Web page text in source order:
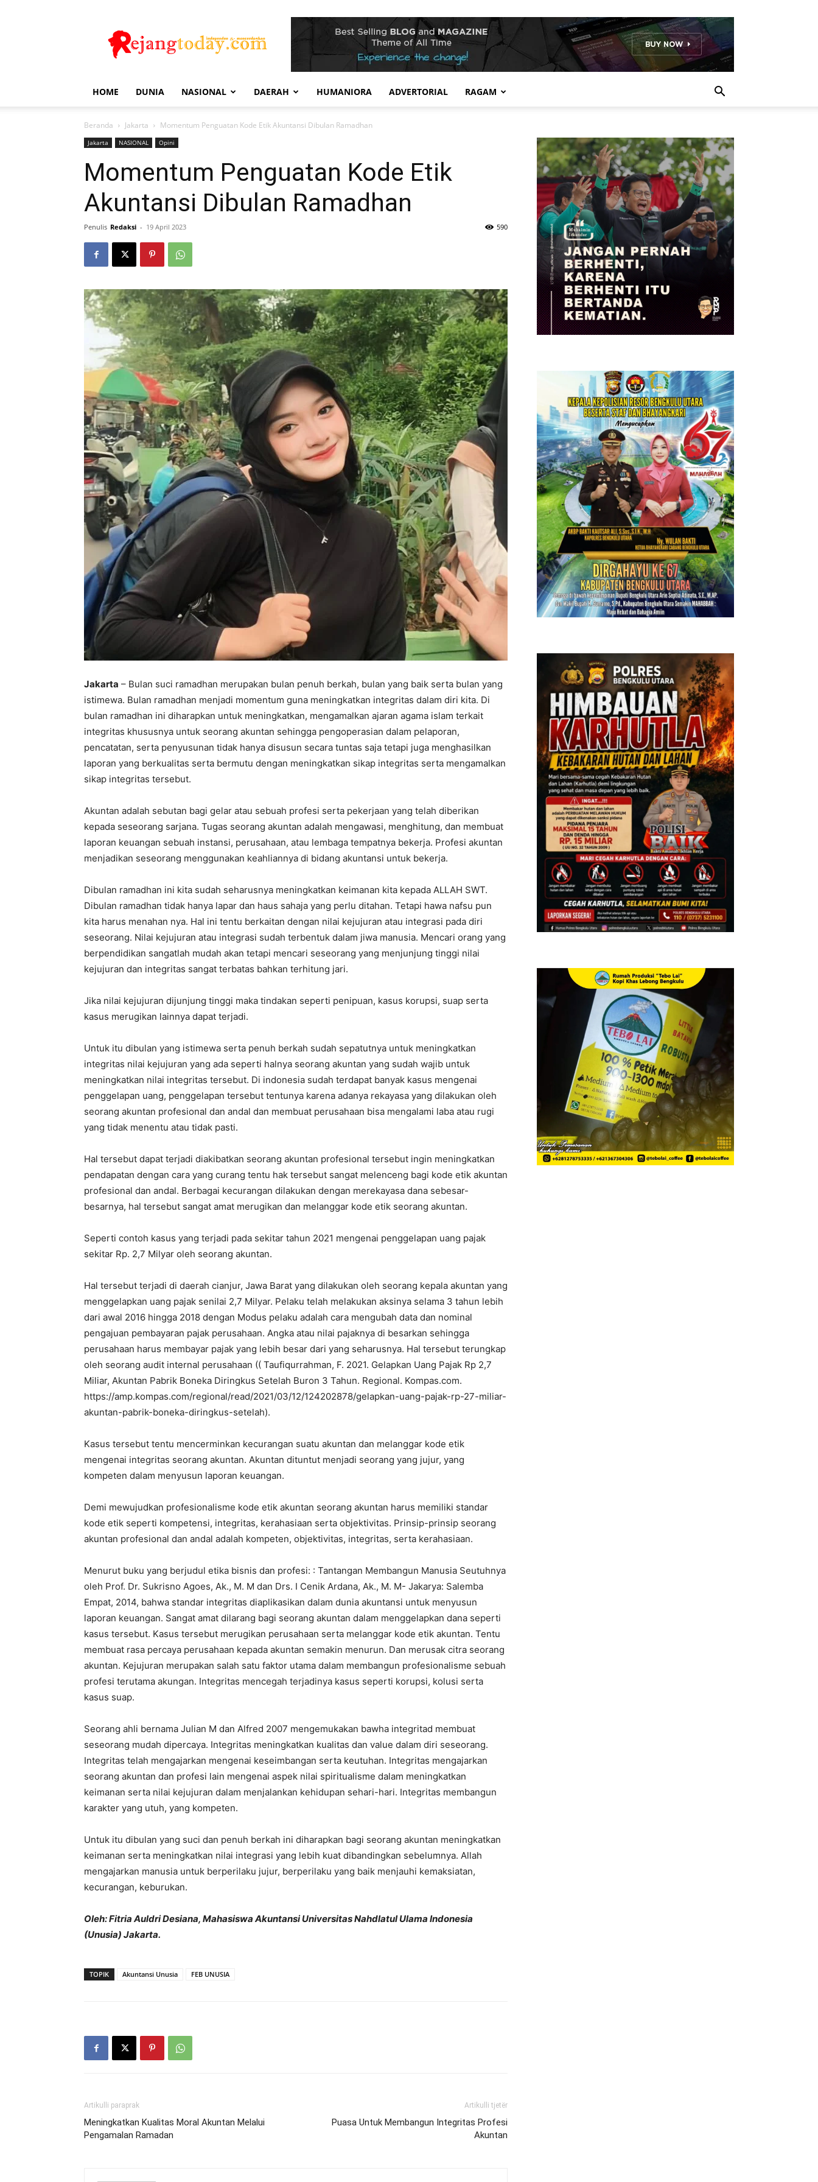
Today
HOME DUNIA NASIONAL DAERAH HUMANIORA ADVERTORIAL RAGAM
Beranda Jakarta Momentum Penguatan Kode Etik Akuntansi Dibulan Ramadhan
Jakarta NASIONAL Opini
Momentum Penguatan Kode Etik
Akuntansi Dibulan Ramadhan
Penulis Redaksi - 19 April 2023 590
Jakarta – Bulan suci ramadhan merupakan bulan penuh berkah, bulan yang baik serta bulan yang
istimewa. Bulan ramadhan menjadi momentum guna meningkatkan integritas dalam diri kita. Di
bulan ramadhan ini diharapkan untuk meningkatkan, mengamalkan ajaran agama islam terkait
integritas khususnya untuk seorang akuntan sehingga pengoperasian dalam pelaporan,
pencatatan, serta penyusunan tidak hanya disusun secara tuntas saja tetapi juga menghasilkan
laporan yang berkualitas serta bermutu dengan meningkatkan sikap integritas serta mengamalkan
sikap integritas tersebut.
Akuntan adalah sebutan bagi gelar atau sebuah profesi serta pekerjaan yang telah diberikan
kepada seseorang sarjana. Tugas seorang akuntan adalah mengawasi, menghitung, dan membuat
laporan keuangan sebuah instansi, perusahaan, atau lembaga tempatnya bekerja. Profesi akuntan
menjadikan seseorang menggunakan keahliannya di bidang akuntansi untuk bekerja.
Dibulan ramadhan ini kita sudah seharusnya meningkatkan keimanan kita kepada ALLAH SWT.
Dibulan ramadhan tidak hanya lapar dan haus sahaja yang perlu ditahan. Tetapi hawa nafsu pun
kita harus menahan nya. Hal ini tentu berkaitan dengan nilai kejujuran atau integrasi pada diri
seseorang. Nilai kejujuran atau integrasi sudah terbentuk dalam jiwa manusia. Mencari orang yang
berpendidikan sangatlah mudah akan tetapi mencari seseorang yang menjunjung tinggi nilai
kejujuran dan integritas sangat terbatas bahkan terhitung jari.
Jika nilai kejujuran dijunjung tinggi maka tindakan seperti penipuan, kasus korupsi, suap serta
kasus merugikan lainnya dapat terjadi.
Untuk itu dibulan yang istimewa serta penuh berkah sudah sepatutnya untuk meningkatkan
integritas nilai kejujuran yang ada seperti halnya seorang akuntan yang sudah wajib untuk
meningkatkan nilai integritas tersebut. Di indonesia sudah terdapat banyak kasus mengenai
penggelapan uang, penggelapan tersebut tentunya karena adanya rekayasa yang dilakukan oleh
seorang akuntan profesional dan andal dan membuat perusahaan bisa mengalami laba atau rugi
yang tidak menentu atau tidak pasti.
Hal tersebut dapat terjadi diakibatkan seorang akuntan profesional tersebut ingin meningkatkan
pendapatan dengan cara yang curang tentu hak tersebut sangat melenceng bagi kode etik akuntan
profesional dan andal. Berbagai kecurangan dilakukan dengan merekayasa dana sebesar-
besarnya, hal tersebut sangat amat merugikan dan melanggar kode etik seorang akuntan.
Seperti contoh kasus yang terjadi pada sekitar tahun 2021 mengenai penggelapan uang pajak
sekitar Rp. 2,7 Milyar oleh seorang akuntan.
Hal tersebut terjadi di daerah cianjur, Jawa Barat yang dilakukan oleh seorang kepala akuntan yang
menggelapkan uang pajak senilai 2,7 Milyar. Pelaku telah melakukan aksinya selama 3 tahun lebih
dari awal 2016 hingga 2018 dengan Modus pelaku adalah cara mengubah data dan nominal
pengajuan pembayaran pajak perusahaan. Angka atau nilai pajaknya di besarkan sehingga
perusahaan harus membayar pajak yang lebih besar dari yang seharusnya. Hal tersebut terungkap
oleh seorang audit internal perusahaan (( Taufiqurrahman, F. 2021. Gelapkan Uang Pajak Rp 2,7
Miliar, Akuntan Pabrik Boneka Diringkus Setelah Buron 3 Tahun. Regional. Kompas.com.
https://amp.kompas.com/regional/read/2021/03/12/124202878/gelapkan-uang-pajak-rp-27-miliar-
akuntan-pabrik-boneka-diringkus-setelah).
Kasus tersebut tentu mencerminkan kecurangan suatu akuntan dan melanggar kode etik
mengenai integritas seorang akuntan. Akuntan dituntut menjadi seorang yang jujur, yang
kompeten dalam menyusun laporan keuangan.
Demi mewujudkan profesionalisme kode etik akuntan seorang akuntan harus memiliki standar
kode etik seperti kompetensi, integritas, kerahasiaan serta objektivitas. Prinsip-prinsip seorang
akuntan profesional dan andal adalah kompeten, objektivitas, integritas, serta kerahasiaan.
Menurut buku yang berjudul etika bisnis dan profesi: : Tantangan Membangun Manusia Seutuhnya
oleh Prof. Dr. Sukrisno Agoes, Ak., M. M dan Drs. I Cenik Ardana, Ak., M. M- Jakarya: Salemba
Empat, 2014, bahwa standar integritas diaplikasikan dalam dunia akuntansi untuk menyusun
laporan keuangan. Sangat amat dilarang bagi seorang akuntan dalam menggelapkan dana seperti
kasus tersebut. Kasus tersebut merugikan perusahaan serta melanggar kode etik akuntan. Tentu
membuat rasa percaya perusahaan kepada akuntan semakin menurun. Dan merusak citra seorang
akuntan. Kejujuran merupakan salah satu faktor utama dalam membangun profesionalisme sebuah
profesi terutama akungan. Integritas mencegah terjadinya kasus seperti korupsi, kolusi serta
kasus suap.
Seorang ahli bernama Julian M dan Alfred 2007 mengemukakan bawha integritad membuat
seseorang mudah dipercaya. Integritas meningkatkan kualitas dan value dalam diri seseorang.
Integritas telah mengajarkan mengenai keseimbangan serta keutuhan. Integritas mengajarkan
seorang akuntan dan profesi lain mengenai aspek nilai spiritualisme dalam meningkatkan
keimanan serta nilai kejujuran dalam menjalankan kehidupan sehari-hari. Integritas membangun
karakter yang utuh, yang kompeten.
Untuk itu dibulan yang suci dan penuh berkah ini diharapkan bagi seorang akuntan meningkatkan
keimanan serta meningkatkan nilai integrasi yang lebih kuat dibandingkan sebelumnya. Allah
mengajarkan manusia untuk berperilaku jujur, berperilaku yang baik menjauhi kemaksiatan,
kecurangan, keburukan.
Oleh: Fitria Auldri Desiana, Mahasiswa Akuntansi Universitas Nahdlatul Ulama Indonesia
(Unusia) Jakarta.
TOPIK Akuntansi Unusia FEB UNUSIA
Artikulli paraprak
Meningkatkan Kualitas Moral Akuntan Melalui
Pengamalan Ramadan
Artikulli tjetër
Puasa Untuk Membangun Integritas Profesi
Akuntan